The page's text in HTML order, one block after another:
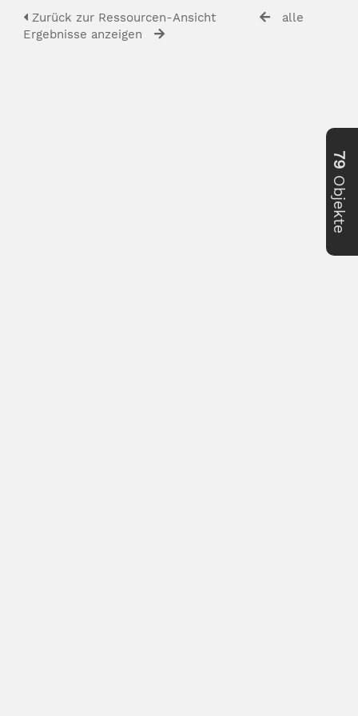
Zurück zur Ressourcen-Ansicht
alle
Ergebnisse anzeigen
79
Objekte